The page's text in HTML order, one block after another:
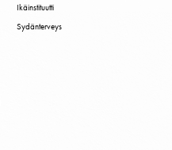
Ikäinstituutti
Sydänterveys